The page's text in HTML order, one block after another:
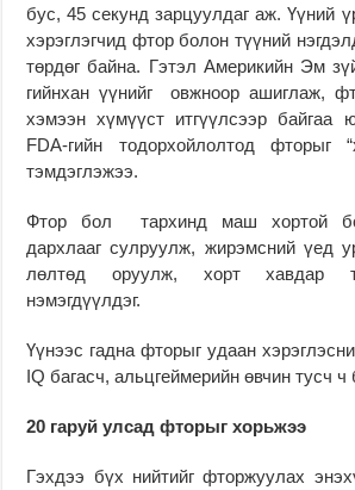
бус, 45 секунд зарцуулдаг аж. Үүний
хэрэглэгчид фтор болон түүний
төрдөг байна. Гэтэл Америкийн Эм
гийнхан үүнийг овжноор ашиглаж,
хэмээн хүмүүст итгүүлсээр байгаа
FDA-гийн тодорхойлолтод фторыг
тэмдэглэжээ.
Фтор бол тархинд маш хортой
дархлааг сулруулж, жи­рэмс­ний үед
лөлтөд оруулж, хорт хавдар
нэмэгдүүлдэг.
Үүнээс гадна фторыг удаан
IQ багасч, альц­­геймерийн өвчин тусч
20 гаруй улсад фторыг хорьжээ
Гэхдээ бүх нийтийг фторжуулах